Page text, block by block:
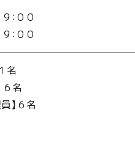
：００
：００
１名
６名
】 ６名